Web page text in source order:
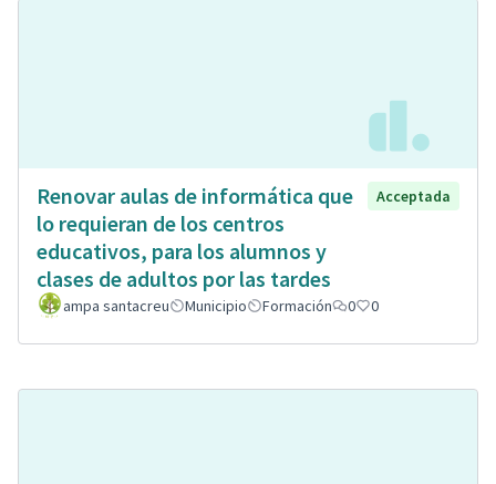
Renovar aulas de informática que
lo requieran de los centros
educativos, para los alumnos y
clases de adultos por las tardes
Acceptada
ampa santacreu Municipio Formación 0 0